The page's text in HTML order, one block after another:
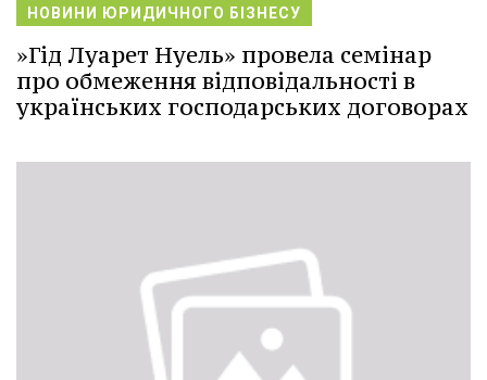
НОВИНИ ЮРИДИЧНОГО БІЗНЕСУ
»Гід Луарет Нуель» провела семінар
про обмеження відповідальності в
українських господарських договорах